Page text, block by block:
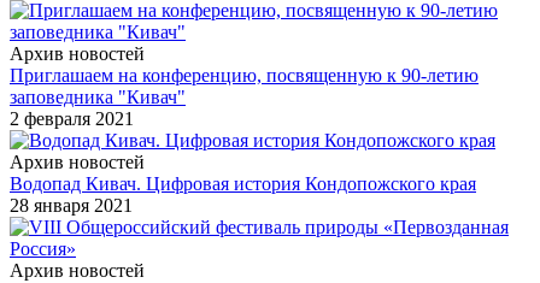
Архив новостей
Приглашаем на конференцию, посвященную к 90-летию
заповедника "Кивач"
2 февраля 2021
Архив новостей
Водопад Кивач. Цифровая история Кондопожского края
28 января 2021
Архив новостей